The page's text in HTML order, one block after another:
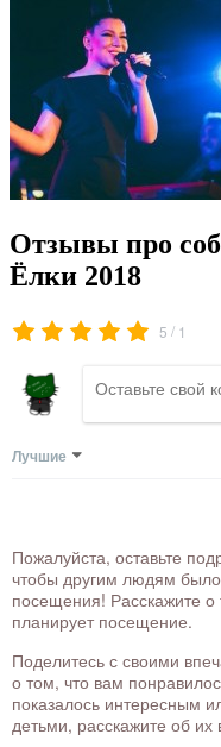
Отзывы про
Ёлки 2018
5 / 1
Лучшие
Пожалуйста, оставьте
чтобы другим людям
посещения! Расскажите о
планирует посещение.
Поделитесь с своими
о том, что вам
показалось интересным
детьми, расскажите об их